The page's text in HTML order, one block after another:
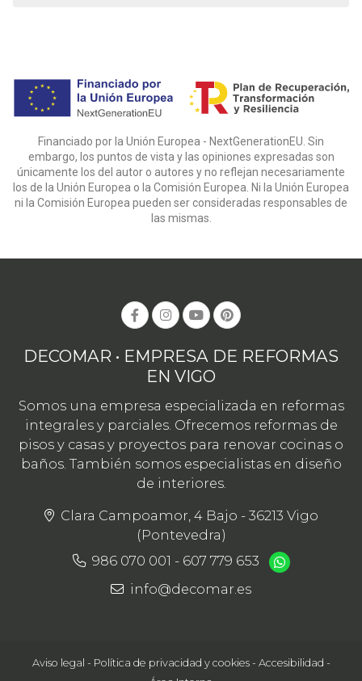
Financiado por la Unión Europea - NextGenerationEU. Sin
embargo, los puntos de vista y las opiniones expresadas son
únicamente los del autor o autores y no reflejan necesariamente
los de la Unión Europea o la Comisión Europea. Ni la Unión Europea
ni la Comisión Europea pueden ser consideradas responsables de
las mismas.
DECOMAR • EMPRESA DE REFORMAS
EN VIGO
Somos una empresa especializada en reformas
integrales y parciales. Ofrecemos reformas de
pisos y casas y proyectos para renovar cocinas o
baños. También somos especialistas en diseño
de interiores.
Clara Campoamor, 4 Bajo - 36213 Vigo
(Pontevedra)
986 070 001 - 607 779 653
info@decomar.es
Aviso legal - Política de privacidad y cookies- Accesibilidad -